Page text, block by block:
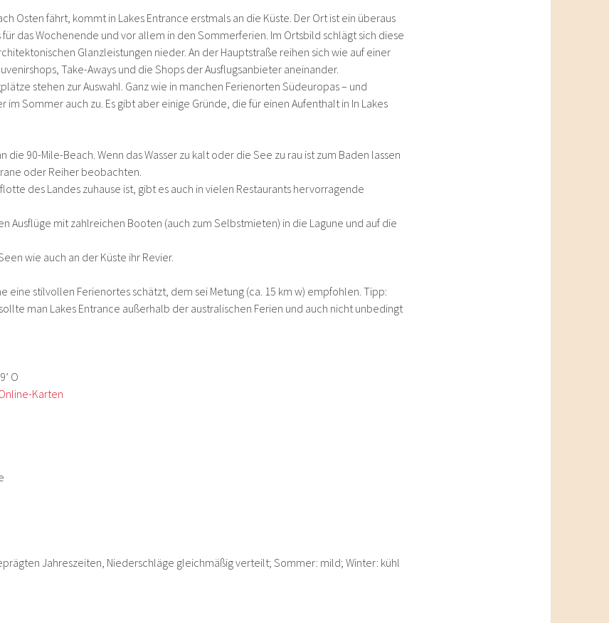
Osten fährt, kommt in Lakes Entrance erstmals an die Küste. Der Ort ist ein überaus
das Wochenende und vor allem in den Sommerferien. Im Ortsbild schlägt sich diese
Glanzleistungen nieder. An der Hauptstraße reihen sich wie auf einer
Take-Aways und die Shops der Ausflugsanbieter aneinander.
stehen zur Auswahl. Ganz wie in manchen Ferienorten Südeuropas – und
Sommer auch zu. Es gibt aber einige Gründe, die für einen Aufenthalt in In Lakes
die 90-Mile-Beach. Wenn das Wasser zu kalt oder die See zu rau ist zum Baden lassen
oder Reiher beobachten.
des Landes zuhause ist, gibt es auch in vielen Restaurants hervorragende
Ausflüge mit zahlreichen Booten (auch zum Selbstmieten) in die Lagune und auf die
wie auch an der Küste ihr Revier.
eine stilvollen Ferienortes schätzt, dem sei Metung (ca. 15 km w) empfohlen. Tipp:
man Lakes Entrance außerhalb der australischen Ferien und auch nicht unbedingt
O
Karten
Jahreszeiten, Niederschläge gleichmäßig verteilt; Sommer: mild; Winter: kühl